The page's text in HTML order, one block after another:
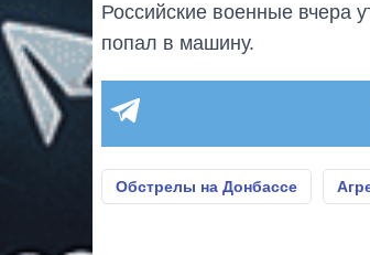
Российские военные вчера
попал в машину.
Обстрелы на Донбассе